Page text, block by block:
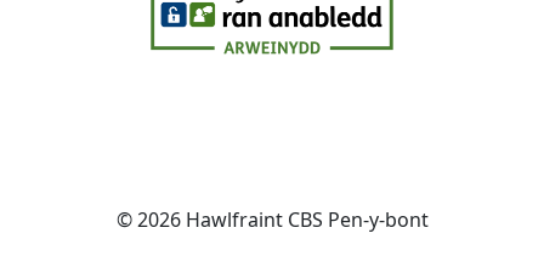
© 2026 Hawlfraint CBS Pen-y-bont